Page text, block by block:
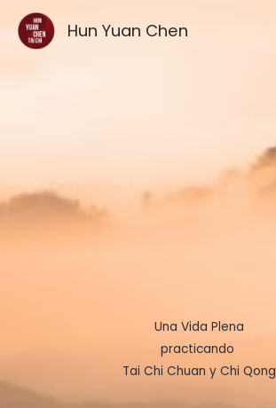
contenido
Hun Yuan Chen
Una Vida Plena
practicando
Tai Chi Chuan y Chi Qong